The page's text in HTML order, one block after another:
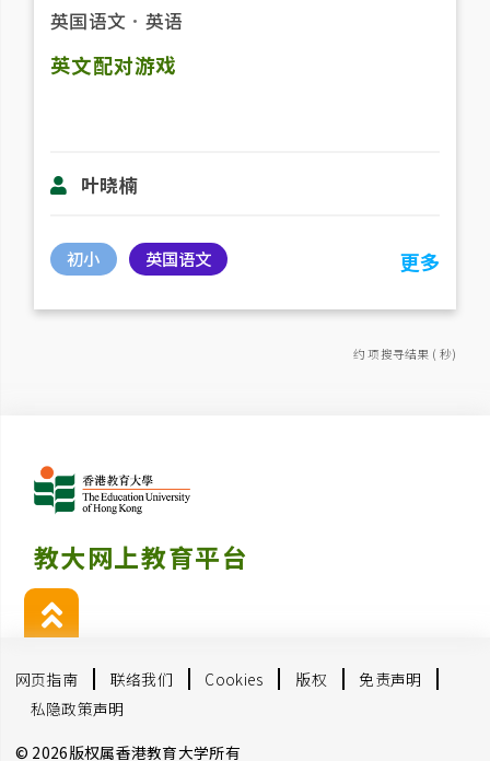
英国语文 ． 英语
英文配对游戏
叶晓楠
初小 英国语文 更多
约 项搜寻结果 ( 秒)
教大网上教育平台
网页指南 联络我们 Cookies 版权
免责声明
私隐政策声明
© 2026版权属香港教育大学所有